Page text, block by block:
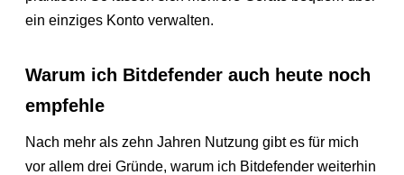
ein einziges Konto verwalten.
Warum ich Bitdefender auch heute noch
empfehle
Nach mehr als zehn Jahren Nutzung gibt es für mich
vor allem drei Gründe, warum ich Bitdefender weiterhin